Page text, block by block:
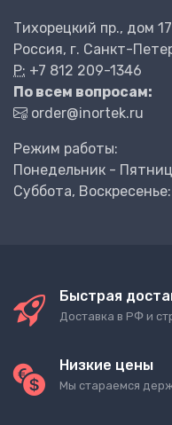
Тихорецкий пр., дом
Россия, г. Санкт-
P: +7 812 209-1346
По всем вопросам:
order@inortek.ru
Режим работы:
Понедельник -
Суббота,
Быстрая
Доставка в РФ и
Низкие цены
Мы стараемся